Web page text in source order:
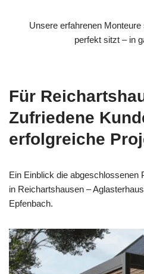
Unsere erfahrenen
perfekt sitzt – in
Für
Zufriedene
erfolgreiche
Ein Einblick die abgeschlossenen
in Reichartshausen –
Epfenbach.